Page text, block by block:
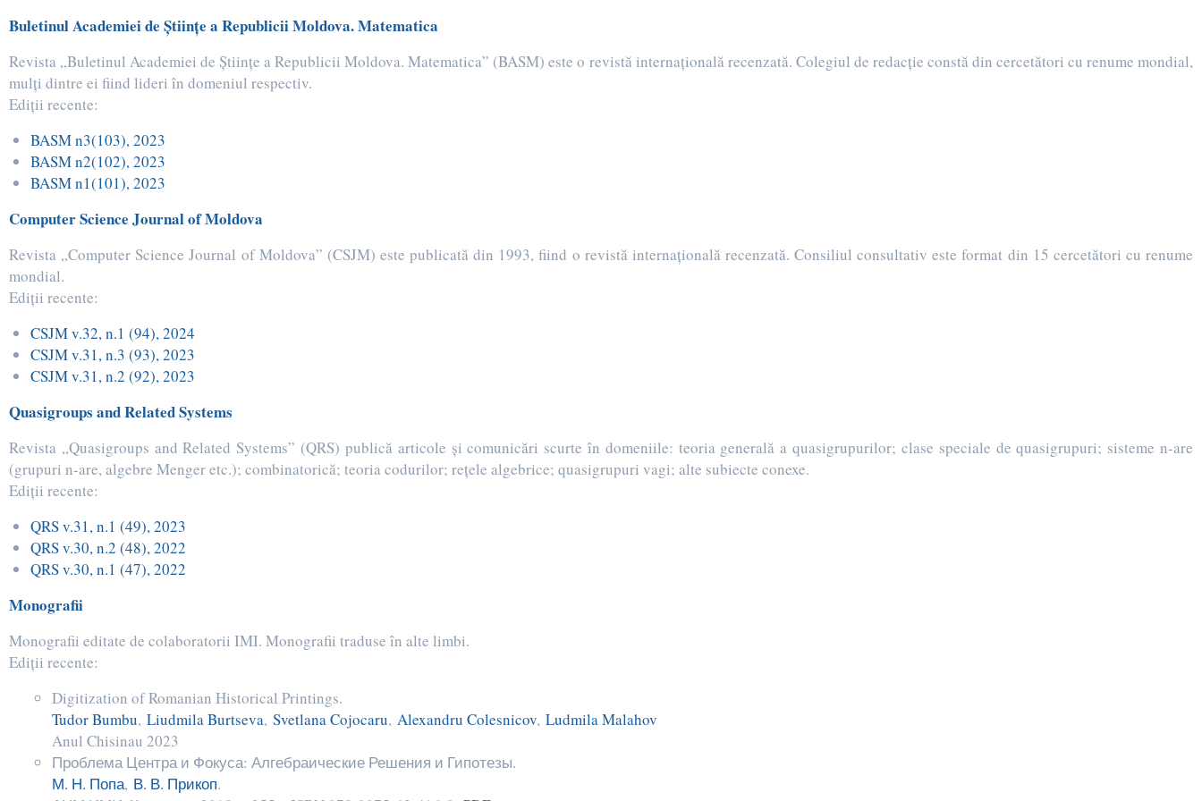
Buletinul Academiei de Ştiinţe a Republicii Moldova. Matematica
Revista „Buletinul Academiei de Ştiinţe a Republicii Moldova. Matematica” (BASM) este o revistă internaţională recenzată. Colegiul de redacţie constă din cercetători cu renume mondial,
mulţi dintre ei fiind lideri în domeniul respectiv.
Ediţii recente:
BASM n3(103), 2023
BASM n2(102), 2023
BASM n1(101), 2023
Computer Science Journal of Moldova
Revista „Computer Science Journal of Moldova” (CSJM) este publicată din 1993, fiind o revistă internaţională recenzată. Consiliul consultativ este format din 15 cercetători cu renume
mondial.
Ediţii recente:
CSJM v.32, n.1 (94), 2024
CSJM v.31, n.3 (93), 2023
CSJM v.31, n.2 (92), 2023
Quasigroups and Related Systems
Revista „Quasigroups and Related Systems” (QRS) publică articole şi comunicări scurte în domeniile: teoria generală a quasigrupurilor; clase speciale de quasigrupuri; sisteme n-are
(grupuri n-are, algebre Menger etc.); combinatorică; teoria codurilor; reţele algebrice; quasigrupuri vagi; alte subiecte conexe.
Ediţii recente:
QRS v.31, n.1 (49), 2023
QRS v.30, n.2 (48), 2022
QRS v.30, n.1 (47), 2022
Monografii
Monografii editate de colaboratorii IMI. Monografii traduse în alte limbi.
Ediţii recente:
Digitization of Romanian Historical Printings.
Tudor Bumbu, Liudmila Burtseva, Svetlana Cojocaru, Alexandru Colesnicov, Ludmila Malahov
Anul Chisinau 2023
Проблема Центра и Фокуса: Алгебраические Решения и Гипотезы.
М. Н. Попа, В. В. Прикоп.